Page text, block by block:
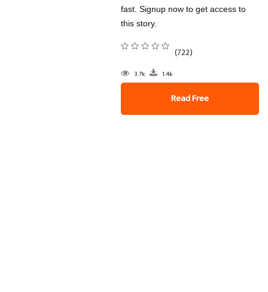
fast. Signup now to get access to
this story.
(722)
3.7k 1.4k
Read Free